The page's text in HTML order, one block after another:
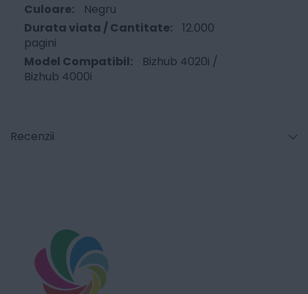
Negru
12.000
pagini
Bizhub 4020i /
Bizhub 4000i
Recenzii